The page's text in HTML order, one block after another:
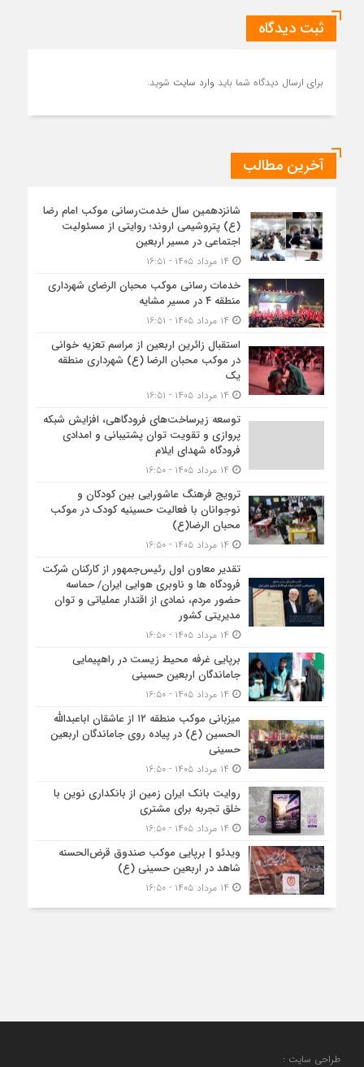
ثبت دیدگاه
برای ارسال دیدگاه شما باید وارد سایت شوید.
آخرین مطالب
شانزدهمین سال خدمت‌رسانی موکب امام رضا
(ع) پتروشیمی اروند؛ روایتی از مسئولیت
اجتماعی در مسیر اربعین
خدمات رسانی موکب محبان الرضای شهرداری
منطقه ۴ در مسیر مشایه
استقبال زائرین اربعین از مراسم تعزیه خوانی
در موکب محبان الرضا (ع) شهرداری منطقه
یک
توسعه زیرساخت‌های فرودگاهی، افزایش شبکه
پروازی و تقویت توان پشتیبانی و امدادی
فرودگاه شهدای ایلام
ترویج فرهنگ عاشورایی بین کودکان و
نوجوانان با فعالیت حسینیه کودک در موکب
محبان الرضا(ع)
تقدیر معاون اول رئیس‌جمهور از کارکنان شرکت
فرودگاه ها و ناوبری هوایی ایران/ حماسه
حضور مردم، نمادی از اقتدار عملیاتی و توان
مدیریتی کشور
برپایی غرفه محیط زیست در راهپیمایی
جاماندگان اربعین حسینی
میزبانی موکب منطقه ۱۲ از عاشقان اباعبدالله
الحسین (ع) در پیاده روی جاماندگان اربعین
حسینی
روایت بانک ایران زمین از بانکداری نوین با
خلق تجربه برای مشتری
ویدئو | برپایی موکب صندوق قرض‌الحسنه
شاهد در اربعین حسینی (ع)
طراحی سایت :